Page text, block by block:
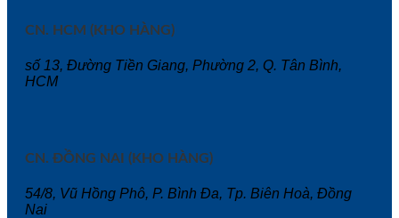
CN. HCM (KHO HÀNG)
số 13, Đường Tiền Giang, Phường 2, Q. Tân Bình,
HCM
CN. ĐỒNG NAI (KHO HÀNG)
54/8, Vũ Hồng Phô, P. Bình Đa, Tp. Biên Hoà, Đồng
Nai